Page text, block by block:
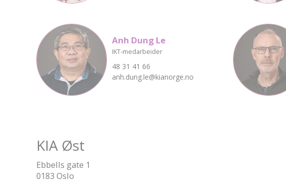
Anh Dung Le
IKT-medarbeider
48 31 41 66
anh.dung.le@kianorge.no
KIA Øst
Ebbells gate 1
0183 Oslo